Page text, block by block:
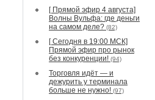
[ Прямой эфир 4 августа]
Волны Вульфа: где деньги
на самом деле? (82)
[ Сегодня в 19:00 МСК]
Прямой эфир про рынок
без конкуренции! (94)
Торговля идёт — и
дежурить у терминала
больше не нужно! (97)